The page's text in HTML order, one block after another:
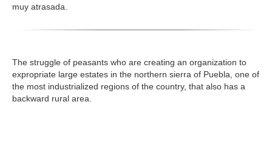
muy atrasada.
The struggle of peasants who are creating an organization to
expropriate large estates in the northern sierra of Puebla, one of
the most industrialized regions of the country, that also has a
backward rural area.